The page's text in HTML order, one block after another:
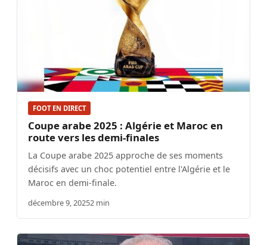
FOOT EN DIRECT
Coupe arabe 2025 : Algérie et Maroc en
route vers les demi-finales
La Coupe arabe 2025 approche de ses moments
décisifs avec un choc potentiel entre l'Algérie et le
Maroc en demi-finale.
décembre 9, 20252 min